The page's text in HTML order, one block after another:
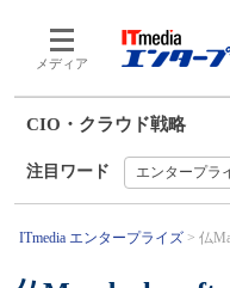
メディア
CIO・クラウド戦略
注目ワード エンタープラ
ITmedia エンタープライズ 仏